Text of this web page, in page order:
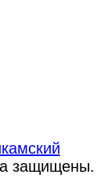
защищены.